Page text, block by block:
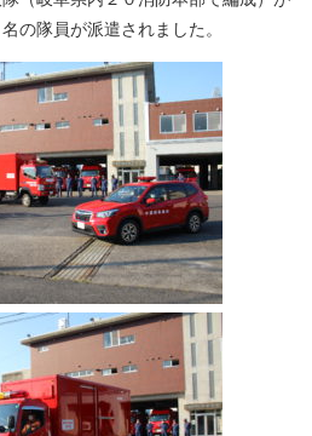
の隊員が派遣されました。